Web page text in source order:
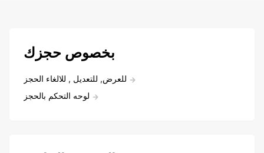
بخصوص حجزك
للعرض, للتعديل , للالغاء الحجز
لوحه التحكم بالحجز